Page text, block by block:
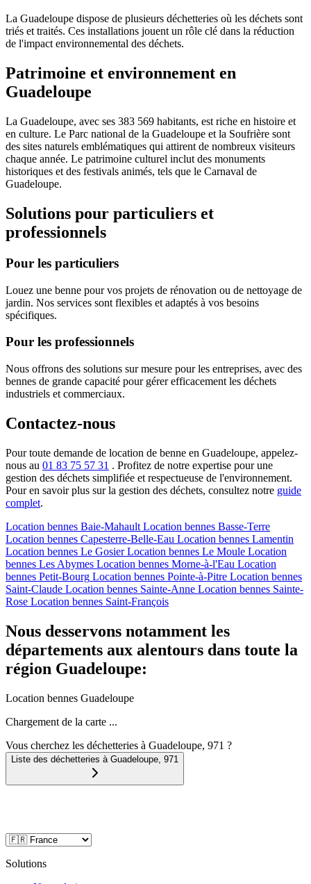
La Guadeloupe dispose de plusieurs déchetteries où les déchets sont
triés et traités. Ces installations jouent un rôle clé dans la réduction
de l'impact environnemental des déchets.
Patrimoine et environnement en
Guadeloupe
La Guadeloupe, avec ses 383 569 habitants, est riche en histoire et
en culture. Le Parc national de la Guadeloupe et la Soufrière sont
des sites naturels emblématiques qui attirent de nombreux visiteurs
chaque année. Le patrimoine culturel inclut des monuments
historiques et des festivals animés, tels que le Carnaval de
Guadeloupe.
Solutions pour particuliers et
professionnels
Pour les particuliers
Louez une benne pour vos projets de rénovation ou de nettoyage de
jardin. Nos services sont flexibles et adaptés à vos besoins
spécifiques.
Pour les professionnels
Nous offrons des solutions sur mesure pour les entreprises, avec des
bennes de grande capacité pour gérer efficacement les déchets
industriels et commerciaux.
Contactez-nous
Pour toute demande de location de benne en Guadeloupe, appelez-
nous au 01 83 75 57 31 . Profitez de notre expertise pour une
gestion des déchets simplifiée et respectueuse de l'environnement.
Pour en savoir plus sur la gestion des déchets, consultez notre guide
complet.
Location bennes Baie-Mahault Location bennes Basse-Terre
Location bennes Capesterre-Belle-Eau Location bennes Lamentin
Location bennes Le Gosier Location bennes Le Moule Location
bennes Les Abymes Location bennes Morne-à-l'Eau Location
bennes Petit-Bourg Location bennes Pointe-à-Pitre Location bennes
Saint-Claude Location bennes Sainte-Anne Location bennes Sainte-
Rose Location bennes Saint-François
Nous desservons notamment les
départements aux alentours dans toute la
région Guadeloupe:
Location bennes Guadeloupe
Chargement de la carte ...
Vous cherchez les déchetteries à Guadeloupe, 971 ?
Liste des déchetteries à Guadeloupe 971
Solutions